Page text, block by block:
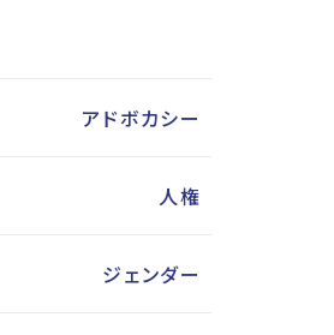
アドボカシー
人権
ジェンダー